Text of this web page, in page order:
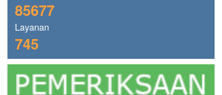
85677
Layanan
745